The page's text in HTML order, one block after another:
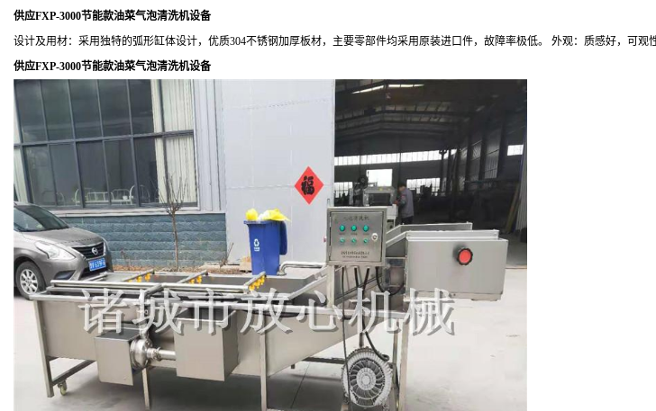
供应FXP-3000节能款油菜气泡清洗机设备
设计及用材：采用独特的弧形缸体设计，优质304不锈钢加厚板材，主要零部件均采用原装进口件，故障率极低。 外观：质感好，可
供应FXP-3000节能款油菜气泡清洗机设备